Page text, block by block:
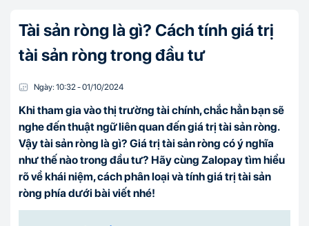
Tài sản ròng là gì? Cách tính giá trị
tài sản ròng trong đầu tư
Ngày: 10:32-01/10/2024
Khi tham gia vào thị trường tài chính, chắc hẳn bạn sẽ
nghe đến thuật ngữ liên quan đến giá trị tài sản ròng.
Vậy tài sản ròng là gì? Giá trị tài sản ròng có ý nghĩa
như thế nào trong đầu tư? Hãy cùng Zalopay tìm hiểu
rõ về khái niệm, cách phân loại và tính giá trị tài sản
ròng phía dưới bài viết nhé!